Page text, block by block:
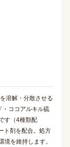
溶解・分散させる
・ココアルキル硫
す（4種類配
ト剤を配合。処方
を維持します。